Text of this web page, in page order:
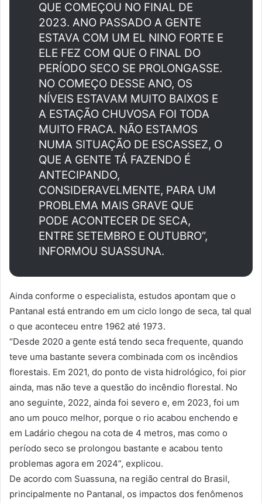
QUE COMEÇOU NO FINAL DE
2023. ANO PASSADO A GENTE
ESTAVA COM UM EL NINO FORTE E
ELE FEZ COM QUE O FINAL DO
PERÍODO SECO SE PROLONGASSE.
NO COMEÇO DESSE ANO, OS
NÍVEIS ESTAVAM MUITO BAIXOS E
A ESTAÇÃO CHUVOSA FOI TODA
MUITO FRACA. NÃO ESTAMOS
NUMA SITUAÇÃO DE ESCASSEZ, O
QUE A GENTE TÁ FAZENDO É
ANTECIPANDO,
CONSIDERAVELMENTE, PARA UM
PROBLEMA MAIS GRAVE QUE
PODE ACONTECER DE SECA,
ENTRE SETEMBRO E OUTUBRO”,
INFORMOU SUASSUNA.
Ainda conforme o especialista, estudos apontam que o
Pantanal está entrando em um ciclo longo de seca, tal qual
o que aconteceu entre 1962 até 1973.
“Desde 2020 a gente está tendo seca frequente, quando
teve uma bastante severa combinada com os incêndios
florestais. Em 2021, do ponto de vista hidrológico, foi pior
ainda, mas não teve a questão do incêndio florestal. No
ano seguinte, 2022, ainda foi severo e, em 2023, foi um
ano um pouco melhor, porque o rio acabou enchendo e
em Ladário chegou na cota de 4 metros, mas como o
período seco se prolongou bastante e acabou tento
problemas agora em 2024”, explicou.
De acordo com Suassuna, na região central do Brasil,
principalmente no Pantanal, os impactos dos fenômenos